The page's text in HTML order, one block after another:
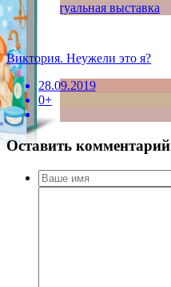
виртуальная выставка
Виктория. Неужели это я?
28.09.2019
0+
Оставить комментарий